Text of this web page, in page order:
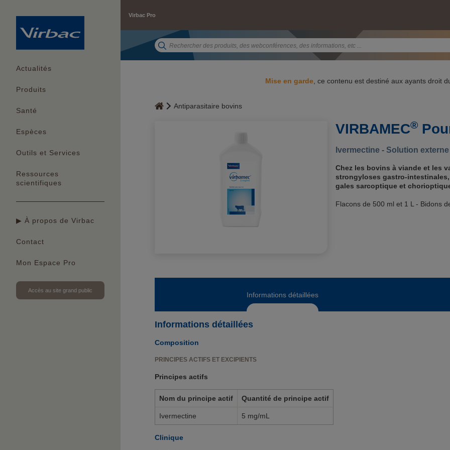
Actualités
Produits
Santé
Espèces
Outils et Services
Ressources
scientifiques
▶ À propos de Virbac
Contact
Mon Espace Pro
Accès au site grand public
Virbac Pro
Mise en garde, ce contenu est destiné aux ayants droit
Antiparasitaire bovins
VIRBAMEC®
Ivermectine - Solution
Chez les bovins à viande et les
strongyloses gastro-
gales sarcoptique et
Flacons de 500 ml et 1 L - Bidons
Informations détaillées
Informations détaillées
Composition
PRINCIPES ACTIFS ET EXCIPIENTS
Principes actifs
Nom du principe actif Quantité de principe actif
Ivermectine 5 mg/mL
Clinique